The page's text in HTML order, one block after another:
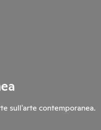
sull'arte contemporanea.